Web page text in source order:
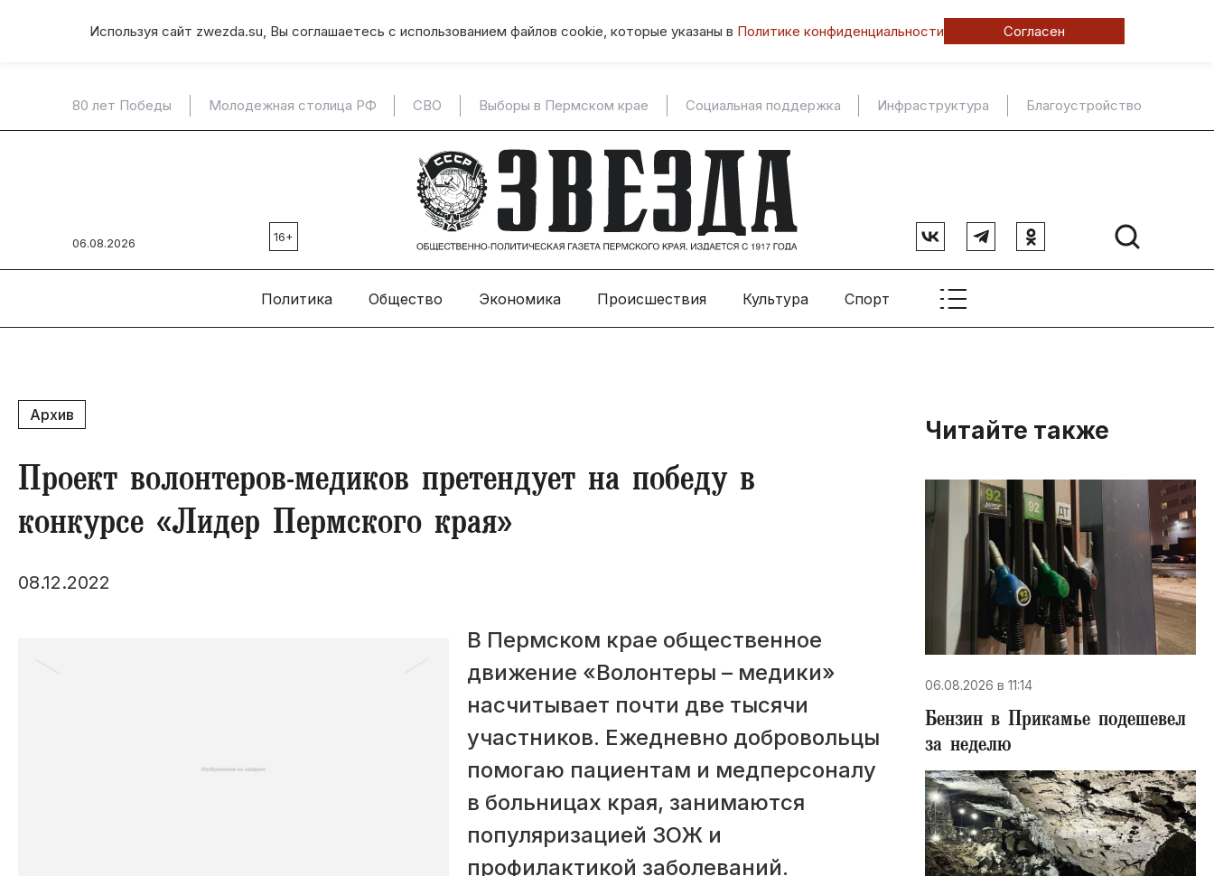
Используя сайт zwezda.su, Вы соглашаетесь с использованием файлов cookie, которые указаны в Политике конфиденциальности Согласен
80 лет Победы Молодежная столица РФ СВО Выборы в Пермском крае Социальная поддержка Инфраструктура Благоустройство
06.08.2026 16+
Политика Общество Экономика Происшествия Культура Спорт
Архив
Проект волонтеров-медиков претендует на победу в
конкурсе «Лидер Пермского края»
08.12.2022
В Пермском крае общественное
движение «Волонтеры – медики»
насчитывает почти две тысячи
участников. Ежедневно добровольцы
помогаю пациентам и медперсоналу
в больницах края, занимаются
популяризацией ЗОЖ и
профилактикой заболеваний.
Читайте также
06.08.2026 в 11:14
Бензин в Прикамье подешевел
за неделю